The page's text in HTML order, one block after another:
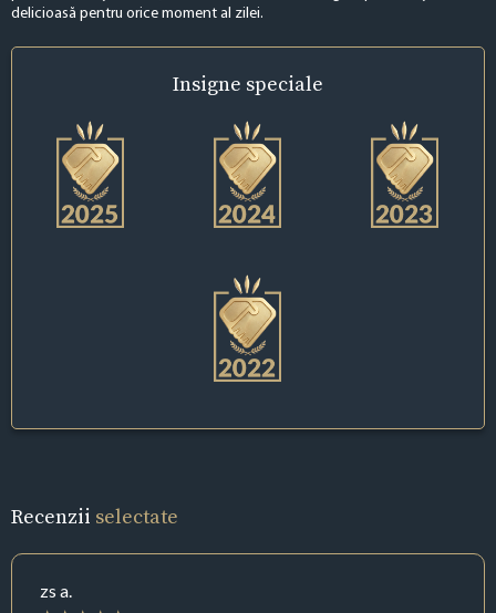
delicioasă pentru orice moment al zilei.
Insigne speciale
Recenzii selectate
zs a.